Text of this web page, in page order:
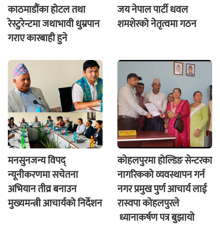
काठमाडौंका होटल तथा
रेस्टुरेन्टमा जथाभावी धुम्रपान
गराए कारबाही हुने
जय नेपाल पार्टी धवल
शमशेरको नेतृत्वमा गठन
मनसुनजन्य विपद्
न्यूनीकरणमा सचेतना
अभियान तीव्र बनाउन
मुख्यमन्त्री आचार्यको निर्देशन
कोहलपुरमा होल्डिङ सेन्टरका
नागरिकको व्यवस्थापन गर्न
नगर प्रमुख पुर्ण आचार्य लाई
रास्वपा कोहलपुरले
ध्यानाकर्षण पत्र बुझायाे